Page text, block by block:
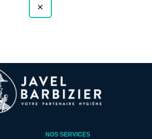
✕
NOS SERVICES